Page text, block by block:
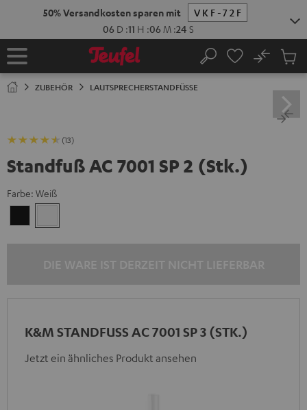
50% Versandkosten sparen mit
VKF-72F
06 D :11 H :06 M :23 S
Startseite Suche
No
ZUBEHÖR LAUTSPRECHERSTANDFÜSSE
(13)
Standfuß AC 7001 SP 2 (Stk.)
Farbe: Weiß
K&M STANDFUSS AC 7001 SP 3 (STK.)
Jetzt ein ähnliches Produkt ansehen